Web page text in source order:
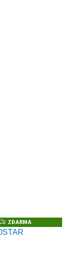
Z
D
A
ZDARMA